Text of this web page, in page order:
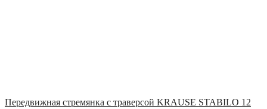
Передвижная стремянка с траверсой KRAUSE STABILO 12